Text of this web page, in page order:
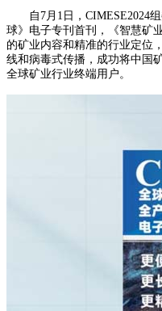
自7月1日，CIMESE2024组
球》电子专刊首刊，《智慧矿
的矿业内容和精准的行业定位
线和病毒式传播，成功将中国
全球矿业行业终端用户。